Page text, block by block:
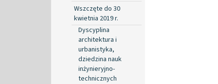
Wszczęte do 30
kwietnia 2019 r.
Dyscyplina
architektura i
urbanistyka,
dziedzina nauk
inżynieryjno-
technicznych